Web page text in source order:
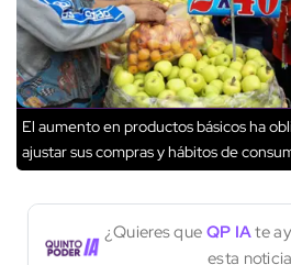
El aumento en productos básicos ha
ajustar sus compras y hábitos de
¿Quieres que QP IAte
esta